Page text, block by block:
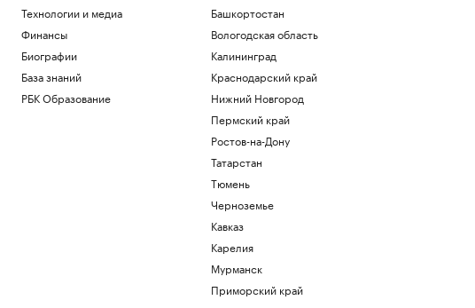
Технологии и медиа
Финансы
Биографии
База знаний
РБК Образование
Башкортостан
Вологодская область
Калининград
Краснодарский край
Нижний Новгород
Пермский край
Ростов-на-Дону
Татарстан
Тюмень
Черноземье
Кавказ
Карелия
Мурманск
Приморский край